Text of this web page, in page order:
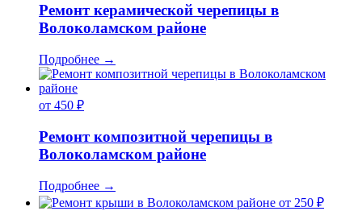
Ремонт керамической черепицы в
Волоколамском районе
Подробнее →
от 450 ₽
Ремонт композитной черепицы в
Волоколамском районе
Подробнее →
от 250 ₽